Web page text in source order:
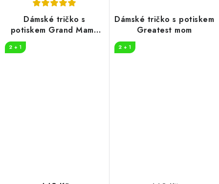
Dámské tričko s
potiskem Grand Mama
2 + 1
Dámské tričko s potiskem
Greatest mom
2 + 1